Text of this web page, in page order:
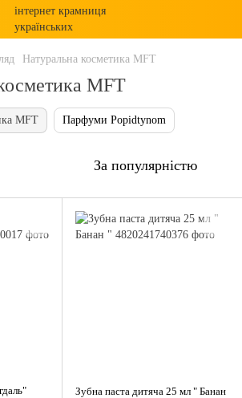
Натуральна косметика MFT
MFT
MFT Парфуми Popidtynom
За популярністю
Зубна паста дитяча 25 мл " Банан